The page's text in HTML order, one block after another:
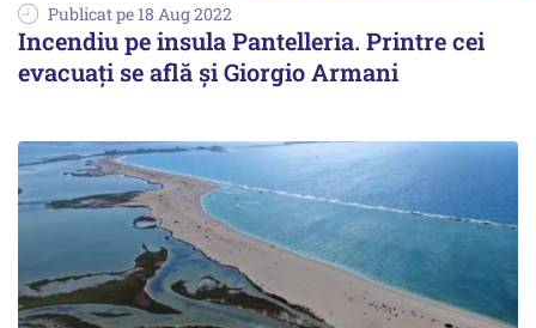
Publicat pe 18 Aug 2022
Incendiu pe insula Pantelleria. Printre cei
evacuați se află și Giorgio Armani